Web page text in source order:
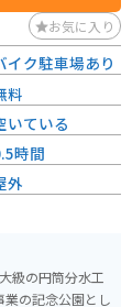
グするのもおす
島など、秋田県を
お気に入り
級の円筒分水工
の記念公園とし
イク駐車場あり
料
いている
時間
外